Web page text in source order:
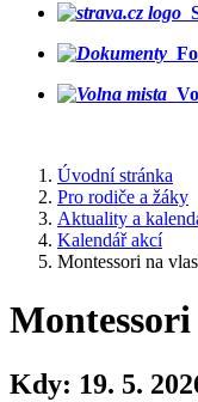
Úvodní stránka
Pro rodiče a žáky
Aktuality a
Kalendář akcí
Montessori na
Kdy: 19. 5.